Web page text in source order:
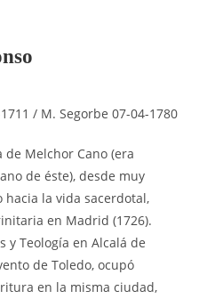
/ M. Segorbe 07-04-1780
Melchor Cano (era
de éste), desde muy
la vida sacerdotal,
en Madrid (1726).
y Teología en Alcalá de
de Toledo, ocupó
en la misma ciudad,